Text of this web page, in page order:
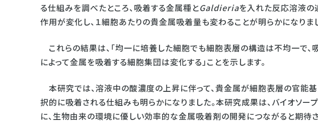
る仕組みを調べたところ、吸着する金属種とGaldieriaを入れた反応溶液の
作用が変化し、１細胞あたりの貴金属吸着量も変わることが明らかになりま
これらの結果は、「均一に培養した細胞でも細胞表層の構造は不均一で、
によって金属を吸着する細胞集団は変化する」ことを示します。
本研究では、溶液中の酸濃度の上昇に伴って、貴金属が細胞表層の官能
択的に吸着される仕組みも明らかになりました。本研究成果は、バイオソー
に、生物由来の環境に優しい効率的な金属吸着剤の開発につながると期待さ